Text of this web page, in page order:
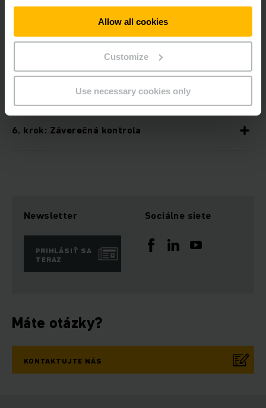
Allow all cookies
Customize
Use necessary cookies only
3. krok: Repasácia komponentov
5. krok: Opätovná montáž
6. krok: Záverečná kontrola
Newsletter
PRIHLÁSIŤ SA
TERAZ
Sociálne siete
Máte otázky?
KONTAKTUJTE NÁS